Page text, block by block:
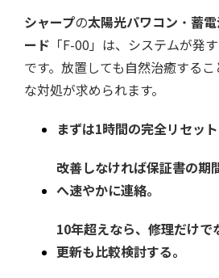
シャープの太陽光パワコン ・ 蓄
ード 「F-00」は、システムが発
です。放置しても自然治癒する
な対処が求められます。
まずは1時間の完全リセット
改善しなければ保証書の期
へ速やかに連絡。
10年超えなら、修理だけで
更新も比較検討する。